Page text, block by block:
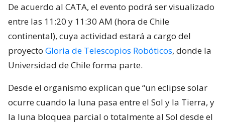
De acuerdo al CATA, el evento podrá ser visualizado
entre las 11:20 y 11:30 AM (hora de Chile
continental), cuya actividad estará a cargo del
proyecto Gloria de Telescopios Robóticos, donde la
Universidad de Chile forma parte.
Desde el organismo explican que “un eclipse solar
ocurre cuando la luna pasa entre el Sol y la Tierra, y
la luna bloquea parcial o totalmente al Sol desde el